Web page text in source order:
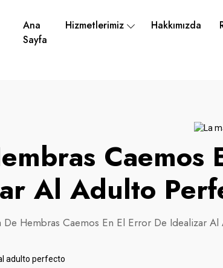
Ana
Sayfa
Hizmetlerimiz Hakkımızda
Caemos
Al Adulto
De Hembras Caemos En El Error De Idealizar